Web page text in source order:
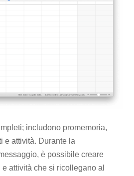
includono promemoria,
e attività. Durante la
è possibile creare
attività che si ricollegano al